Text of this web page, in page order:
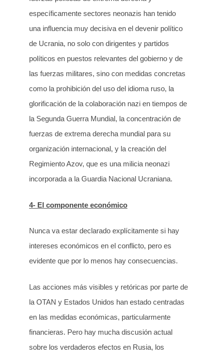
específicamente sectores neonazis han tenido
una influencia muy decisiva en el devenir político
de Ucrania, no solo con dirigentes y partidos
políticos en puestos relevantes del gobierno y de
las fuerzas militares, sino con medidas concretas
como la prohibición del uso del idioma ruso, la
glorificación de la colaboración nazi en tiempos de
la Segunda Guerra Mundial, la concentración de
fuerzas de extrema derecha mundial para su
organización internacional, y la creación del
Regimiento Azov, que es una milicia neonazi
incorporada a la Guardia Nacional Ucraniana.
4- El componente económico
Nunca va estar declarado explícitamente si hay
intereses económicos en el conflicto, pero es
evidente que por lo menos hay consecuencias.
Las acciones más visibles y retóricas por parte de
la OTAN y Estados Unidos han estado centradas
en las medidas económicas, particularmente
financieras. Pero hay mucha discusión actual
sobre los verdaderos efectos en Rusia, los